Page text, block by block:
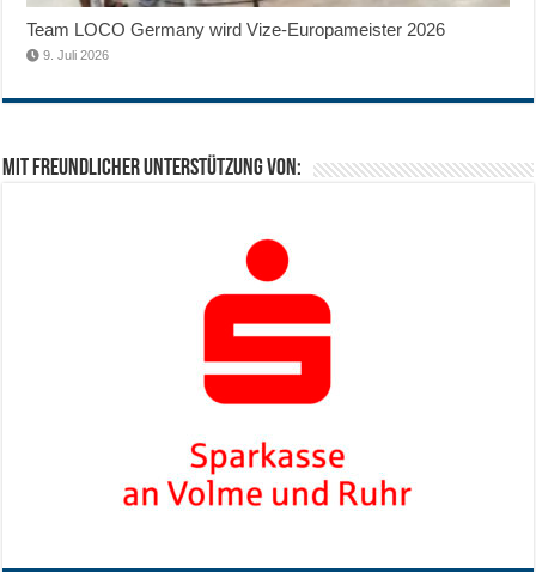
Team LOCO Germany wird Vize-Europameister 2026
9. Juli 2026
Mit freundlicher Unterstützung von: